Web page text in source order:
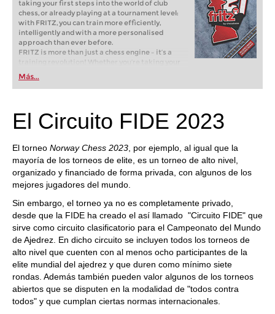
taking your first steps into the world of club
chess, or already playing at a tournament level:
with FRITZ, you can train more efficiently,
intelligently and with a more personalised
approach than ever before.
FRITZ is more than just a chess engine – it’s a
training revolution! Whether you’re taking your
first steps into the world of club chess, or already
playing at a tournament level: with FRITZ, you can
train more efficiently, intelligently and with a
Más...
El Circuito FIDE 2023
El torneo Norway Chess 2023 , por ejemplo, al igual que la
mayoría de los torneos de elite, es un torneo de alto nivel,
organizado y financiado de forma privada, con algunos de los
mejores jugadores del mundo.
Sin embargo, el torneo ya no es completamente privado,
desde que la FIDE ha creado el así llamado "Circuito FIDE" que
sirve como circuito clasificatorio para el Campeonato del Mundo
de Ajedrez. En dicho circuito se incluyen todos los torneos de
alto nivel que cuenten con al menos ocho participantes de la
elite mundial del ajedrez y que duren como mínimo siete
rondas. Además también pueden valor algunos de los torneos
abiertos que se disputen en la modalidad de "todos contra
todos" y que cumplan ciertas normas internacionales.